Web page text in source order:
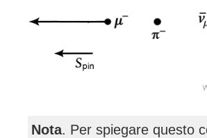
Nota. Per spiegare questo